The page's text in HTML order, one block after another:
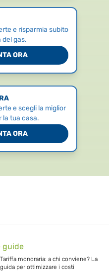
e risparmia subito
del gas.
ORA
e scegli la miglior
la tua casa.
ORA
guide
Tariffa monoraria: a chi conviene? La
guida per ottimizzare i costi